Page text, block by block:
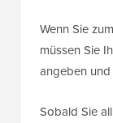
Wenn Sie
müssen Sie
angeben
Sobald Sie